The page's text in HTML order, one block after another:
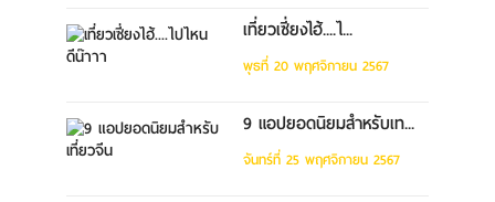
เที่ยวเซี่ยงไฮ้....ไ...
พุธที่ 20 พฤศจิกายน 2567
9 แอปยอดนิยมสำหรับเท...
จันทร์ที่ 25 พฤศจิกายน 2567